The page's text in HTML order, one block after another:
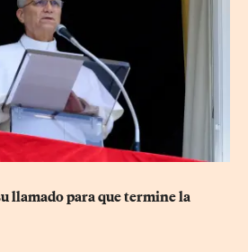
llamado para que termine la